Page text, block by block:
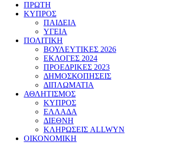
ΠΡΩΤΗ
ΚΥΠΡΟΣ
ΠΑΙΔΕΙΑ
ΥΓΕΙΑ
ΠΟΛΙΤΙΚΗ
ΒΟΥΛΕΥΤΙΚΕΣ 2026
ΕΚΛΟΓΕΣ 2024
ΠΡΟΕΔΡΙΚΕΣ 2023
ΔΗΜΟΣΚΟΠΗΣΕΙΣ
ΔΙΠΛΩΜΑΤΙΑ
ΑΘΛΗΤΙΣΜΟΣ
ΚΥΠΡΟΣ
ΕΛΛΑΔΑ
ΔΙΕΘΝΗ
ΚΛΗΡΩΣΕΙΣ ALLWYN
ΟΙΚΟΝΟΜΙΚΗ